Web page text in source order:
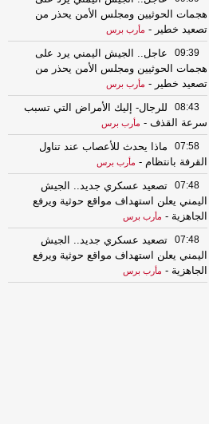
هجمات الحوثيين ومجلس الأمن يحذر من
تصعيد خطير - مأرب برس
09:39
عاجل.. الجيش اليمني يرد على
هجمات الحوثيين ومجلس الأمن يحذر من
تصعيد خطير - مأرب برس
08:43
للرجال- إليك الأمراض التي تسبب
سرعة القذف - مأرب برس
07:58
ماذا يحدث للأعصاب عند تناول
القرفة بانتظام - مأرب برس
07:48
تصعيد عسكري جديد.. الجيش
اليمني يعلن استهداف مواقع حوثية ويرفع
الجاهزية - مأرب برس
07:48
تصعيد عسكري جديد.. الجيش
اليمني يعلن استهداف مواقع حوثية ويرفع
الجاهزية - مأرب برس